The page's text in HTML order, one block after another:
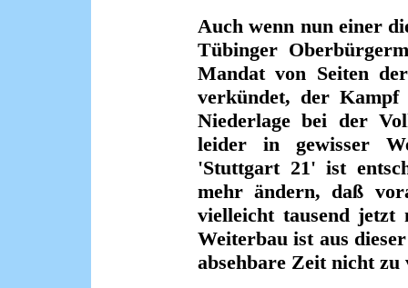
Auch wenn nun einer
Tübinger
Mandat von Seiten
verkündet, der
Niederlage bei der
leider in gewisser
'Stuttgart 21' ist
mehr ändern, daß
vielleicht tausend jetzt
Weiterbau ist aus
absehbare Zeit nicht